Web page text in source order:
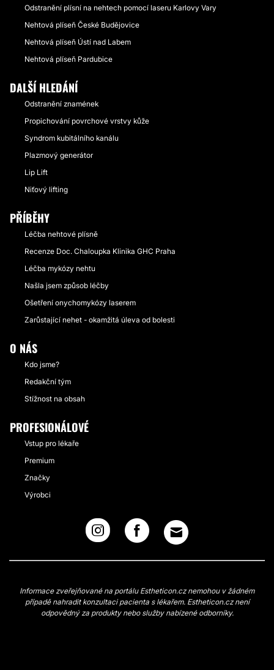
Odstranění plísní na nehtech pomocí laseru Karlovy Vary
Nehtová plíseň České Budějovice
Nehtová plíseň Ústí nad Labem
Nehtová plíseň Pardubice
DALŠÍ HLEDÁNÍ
Odstranění znamének
Propichování povrchové vrstvy kůže
Syndrom kubitálního kanálu
Plazmový generátor
Lip Lift
Niťový lifting
PŘÍBĚHY
Léčba nehtové plísně
Recenze Doc. Chaloupka Klinika GHC Praha
Léčba mykózy nehtu
Našla jsem způsob léčby
Ošetření onychomykózy laserem
Zarůstající nehet - okamžitá úleva od bolesti
O NÁS
Kdo jsme?
Redakční tým
Stížnost na obsah
PROFESIONÁLOVÉ
Vstup pro lékaře
Premium
Značky
Výrobci
Informace zveřejňované na portálu Estheticon.cz nemohou v žádném
případě nahradit konzultaci pacienta s lékařem. Estheticon.cz není
odpovědný za produkty nebo služby nabízené odborníky.